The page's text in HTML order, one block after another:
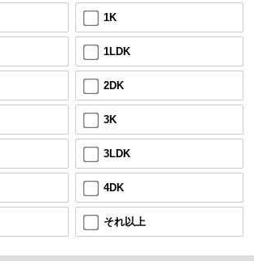
1K
1LDK
2DK
3K
3LDK
4DK
それ以上